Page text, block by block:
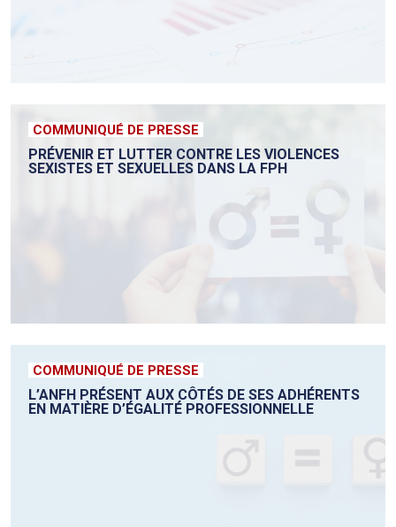
COMMUNIQUÉ DE PRESSE
PRÉVENIR ET LUTTER CONTRE LES VIOLENCES
SEXISTES ET SEXUELLES DANS LA FPH
COMMUNIQUÉ DE PRESSE
L’ANFH PRÉSENT AUX CÔTÉS DE SES ADHÉRENTS
EN MATIÈRE D’ÉGALITÉ PROFESSIONNELLE